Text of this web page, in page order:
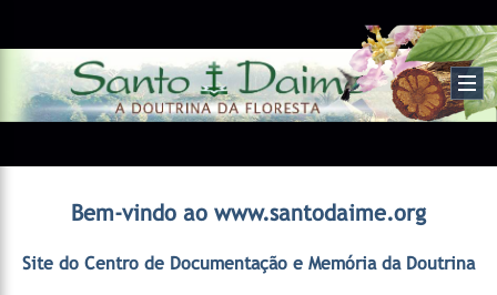
Bem-vindo ao www.santodaime.org
Site do Centro de Documentação e Memória da Doutrina